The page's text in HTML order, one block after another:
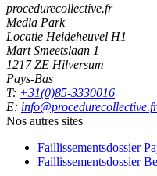
procedurecollective.fr
Media Park
Locatie Heideheuvel H1
Mart Smeetslaan 1
1217 ZE Hilversum
Pays-Bas
T: +31(0)85-3330016
E: info@procedurecollective.fr
Nos autres sites
Faillissementsdossier
Faillissementsdossier